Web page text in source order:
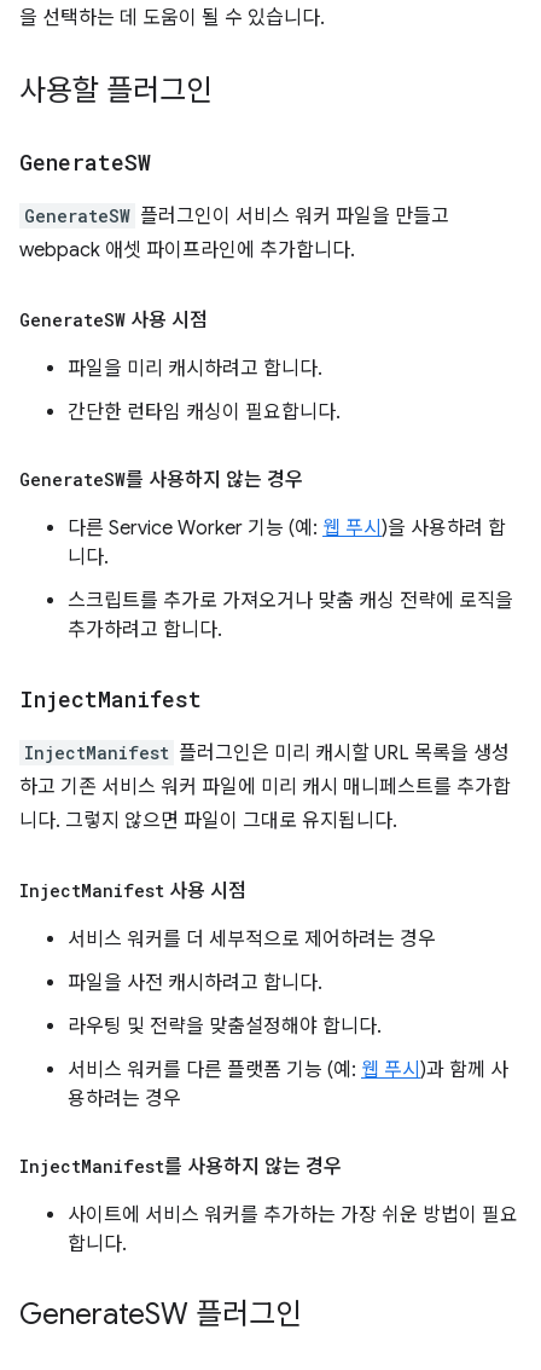
을 선택하는 데 도움이 될 수 있습니다.
사용할 플러그인
GenerateSW
GenerateSW 플러그인이 서비스 워커 파일을 만들고
webpack 애셋 파이프라인에 추가합니다.
GenerateSW 사용 시점
파일을 미리 캐시하려고 합니다.
간단한 런타임 캐싱이 필요합니다.
GenerateSW를 사용하지 않는 경우
다른 Service Worker 기능 (예: 웹 푸시 )을 사용하려 합
니다.
스크립트를 추가로 가져오거나 맞춤 캐싱 전략에 로직을
추가하려고 합니다.
InjectManifest
InjectManifest 플러그인은 미리 캐시할 URL 목록을 생성
하고 기존 서비스 워커 파일에 미리 캐시 매니페스트를 추가합
니다. 그렇지 않으면 파일이 그대로 유지됩니다.
InjectManifest 사용 시점
서비스 워커를 더 세부적으로 제어하려는 경우
파일을 사전 캐시하려고 합니다.
라우팅 및 전략을 맞춤설정해야 합니다.
서비스 워커를 다른 플랫폼 기능 (예: 웹 푸시 )과 함께 사
용하려는 경우
InjectManifest를 사용하지 않는 경우
사이트에 서비스 워커를 추가하는 가장 쉬운 방법이 필요
합니다.
GenerateSW 플러그인